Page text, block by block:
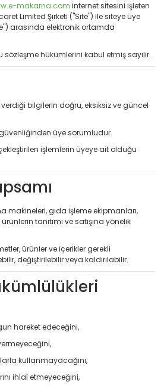
makarna.com internet sitesini işleten
Limited Şirketi ("Site") ile siteye üye
arasında elektronik ortamda
sözleşme hükümlerini kabul etmiş sayılır.
verdiği bilgilerin doğru, eksiksiz ve güncel
üye sorumludur.
işlemlerin üyeye ait olduğu
gıda işleme ekipmanları,
tanıtımı ve satışına yönelik
ürünler ve içerikler gerekli
değiştirilebilir veya kaldırılabilir.
hareket edeceğini,
kullanmayacağını,
ihlal etmeyeceğini,